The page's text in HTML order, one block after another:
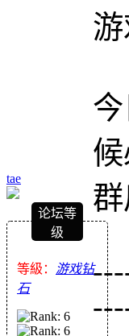
tae
论坛等
级
等級： 游戏钻
石